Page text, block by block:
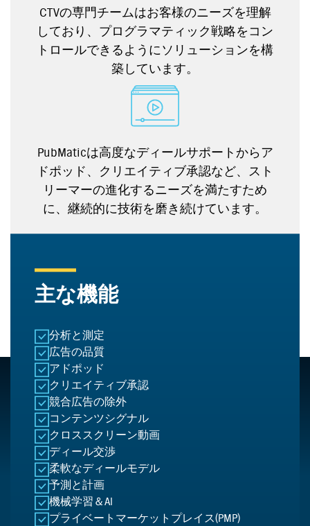
CTVの専門チームはお客様のニーズを理解
しており、プログラマティック戦略をコン
トロールできるようにソリューションを構
築しています。
PubMaticは高度なディールサポートからア
ドポッド、クリエイティブ承認など、スト
リーマーの進化するニーズを満たすため
に、継続的に技術を磨き続けています。
主な機能
分析と測定
広告の品質
アドポッド
クリエイティブ承認
競合広告の除外
コンテンツシグナル
クロススクリーン動画
ディール交渉
柔軟なディールモデル
予測と計画
機械学習＆AI
プライベートマーケットプレイス(PMP)